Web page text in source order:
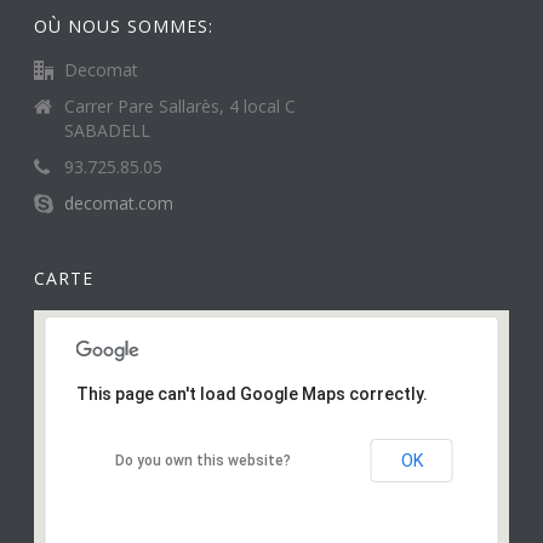
OÙ NOUS SOMMES:
Decomat
Carrer Pare Sallarès, 4 local C
SABADELL
93.725.85.05
decomat.com
CARTE
This page can't load Google Maps correctly.
Do you own this website? OK